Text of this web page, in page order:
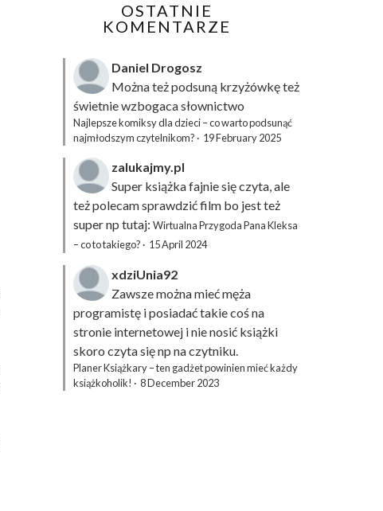
OSTATNIE
KOMENTARZE
Daniel Drogosz
Można też podsuną krzyżówkęteż
świetnie wzbogaca słownictwo
Najlepsze komiksy dla dzieci – co warto podsunąć
najmłodszym czytelnikom? · 19 February 2025
zalukajmy.pl
Super książka fajnie się czyta, ale
też polecam sprawdzić film bo jest też
super np tutaj: Wirtualna Przygoda Pana Kleksa
– co to takiego? · 15 April 2024
xdziUnia92
Zawsze można mieć męża
programistę i posiadać takie coś na
stronie internetowej i nie nosić książki
skoro czyta się np na czytniku.
Planer Książkary – ten gadżet powinien mieć każdy
książkoholik! · 8 December 2023